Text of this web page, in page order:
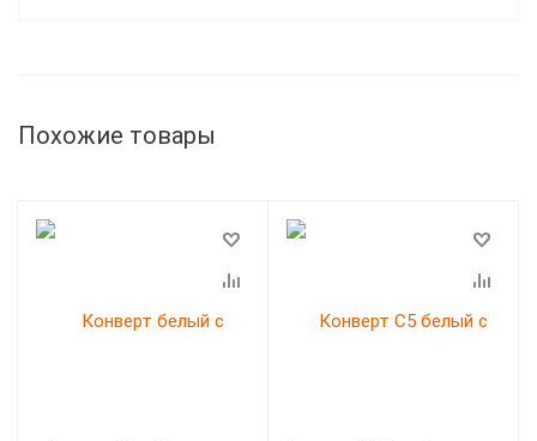
Похожие товары